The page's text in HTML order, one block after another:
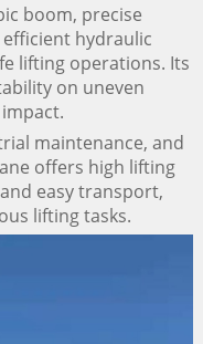
boom, precise
hydraulic
lifting operations. Its
on uneven
maintenance, and
offers high lifting
easy transport,
lifting tasks.